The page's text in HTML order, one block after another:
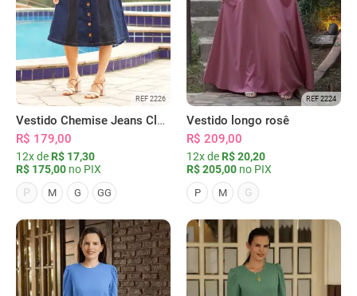
REF 2226
Vestido Chemise Jeans Clássica Serena
R$ 179,00
12x de R$ 17,30
R$ 175,00 no PIX
P
M G GG
REF 2224
Vestido longo rosê
R$ 209,00
12x de R$ 20,20
R$ 205,00 no PIX
P M G